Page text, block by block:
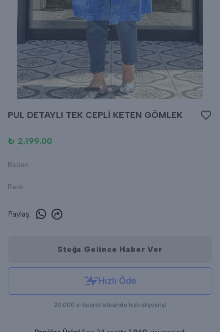
PUL DETAYLI TEK CEPLİ KETEN GÖMLEK
₺ 2,199.00
Beden
Renk
Paylaş:
Stoğa Gelince Haber Ver